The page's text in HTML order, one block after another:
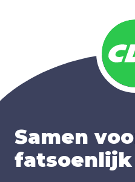
Samen
fatsoenlijk